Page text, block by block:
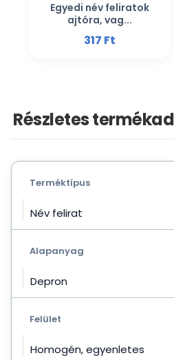
Egyedi név feliratok
ajtóra, vag...
317 Ft‎
Részletes
Terméktípus
Név felirat
Alapanyag
Depron
Felület
Homogén, egyenletes